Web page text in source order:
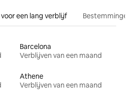
een lang verblijf
Barcelona
Verblijven van een maand
Athene
Verblijven van een maand